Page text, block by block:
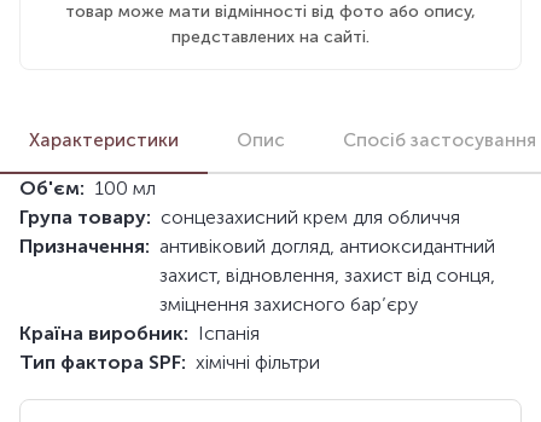
товар може мати відмінності від фото або опису,
представлених на сайті.
Характеристики Опис Спосіб застосування
Об'єм: 100 мл
Група товару: сонцезахисний крем для обличчя
Призначення: антивіковий догляд, антиоксидантний
захист, відновлення, захист від сонця,
зміцнення захисного бар’єру
Країна виробник: Іспанія
Тип фактора SPF: хімічні фільтри